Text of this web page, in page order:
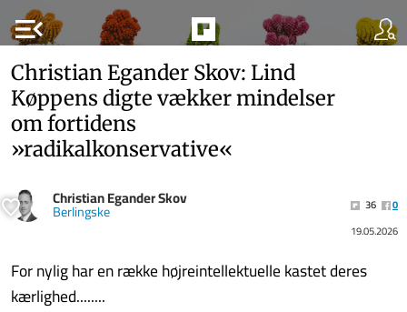
menu_open
Christian Egander Skov: Lind
Køppens digte vækker mindelser
om fortidens
»radikalkonservative«
Christian Egander Skov
Berlingske 36
0
19.05.2026
For nylig har en række højreintellektuelle kastet deres
kærlighed........